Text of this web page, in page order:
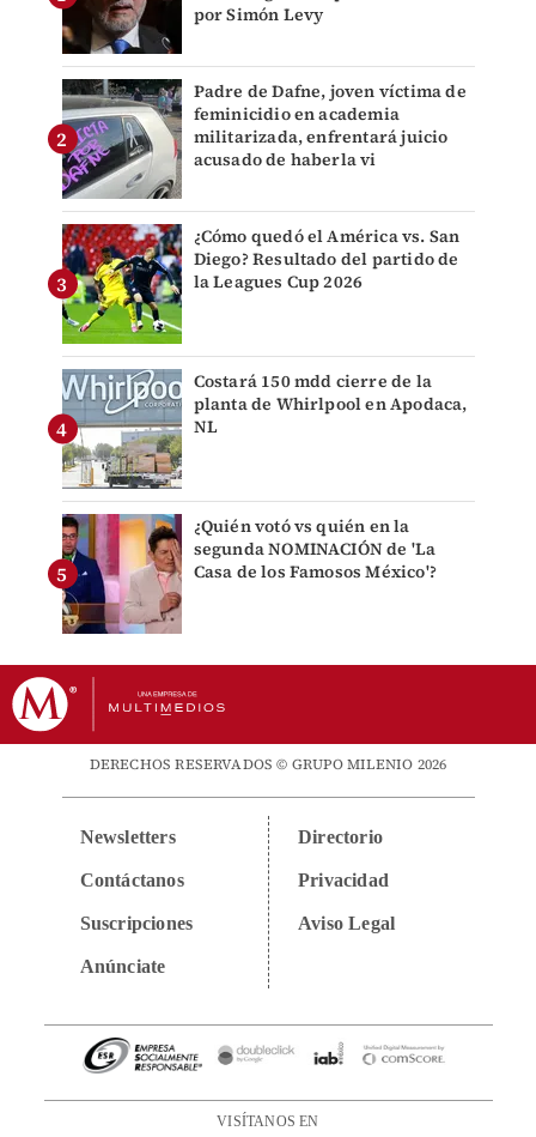
por Simón Levy
Padre de Dafne, joven víctima de
feminicidio en academia
militarizada, enfrentará juicio
acusado de haberla vi
¿Cómo quedó el América vs. San
Diego? Resultado del partido de
la Leagues Cup 2026
Costará 150 mdd cierre de la
planta de Whirlpool en Apodaca,
NL
¿Quién votó vs quién en la
segunda NOMINACIÓN de 'La
Casa de los Famosos México'?
DERECHOS RESERVADOS © GRUPO MILENIO 2026
Newsletters
Contáctanos
Suscripciones
Anúnciate
Directorio
Privacidad
Aviso Legal
VISÍTANOS EN